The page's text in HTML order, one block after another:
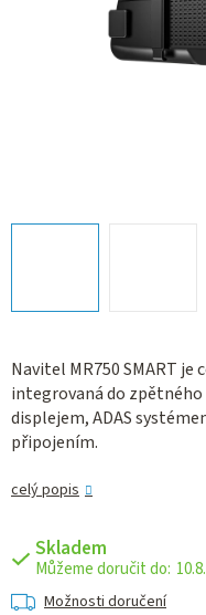
Navitel MR750 SMART
integrovaná do
displejem, ADAS
připojením.
celý popis
Skladem
Možnosti doručení